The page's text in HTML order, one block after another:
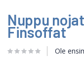
to
the
beginning
the
Nuppu
Finsoffat
Ole